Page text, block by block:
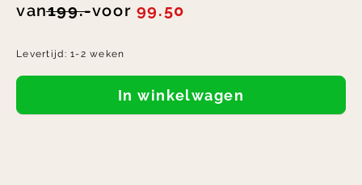
van199.-voor 99.50
Levertijd:1-2 weken
In winkelwagen